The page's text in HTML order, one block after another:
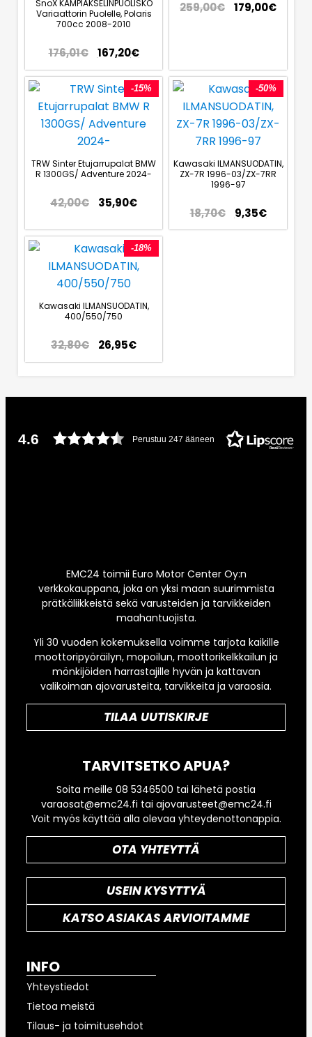
SnoX KAMPIAKSELINPUOLISKO
Variaattorin Puolelle, Polaris
700cc 2008-2010
176,01€ 167,20€
259,00€ 179,00€
-15%
TRW Sinter Etujarrupalat BMW
R 1300GS/ Adventure 2024-
42,00€ 35,90€
-50%
Kawasaki ILMANSUODATIN,
ZX-7R 1996-03/ZX-7RR
1996-97
18,70€ 9,35€
-18%
Kawasaki ILMANSUODATIN,
400/550/750
32,80€ 26,95€
4.6 Perustuu 247 ääneen
EMC24 toimii Euro Motor Center Oy:n
verkkokauppana, joka on yksi maan suurimmista
prätkäliikkeistä sekä varusteiden ja tarvikkeiden
maahantuojista.
Yli 30 vuoden kokemuksella voimme tarjota kaikille
moottoripyöräilyn, mopoilun, moottorikelkkailun ja
mönkijöiden harrastajille hyvän ja kattavan
valikoiman ajovarusteita, tarvikkeita ja varaosia.
TILAA UUTISKIRJE
TARVITSETKO APUA?
Soita meille 08 5346500 tai lähetä postia
varaosat@emc24.fi tai ajovarusteet@emc24.fi
Voit myös käyttää alla olevaa yhteydenottonappia.
OTA YHTEYTTÄ
USEIN KYSYTTYÄ
KATSO ASIAKAS ARVIOITAMME
INFO
Yhteystiedot
Tietoa meistä
Tilaus- ja toimitusehdot